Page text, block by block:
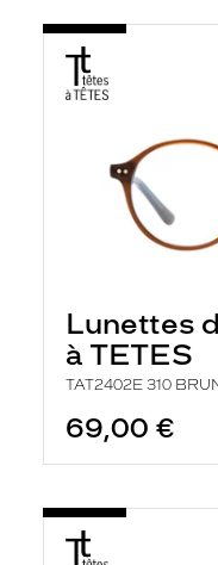
Lunettes
à TETES
TAT2402E 310
69,00 €